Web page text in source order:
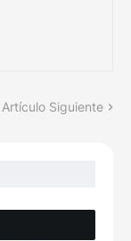
Artículo Siguiente